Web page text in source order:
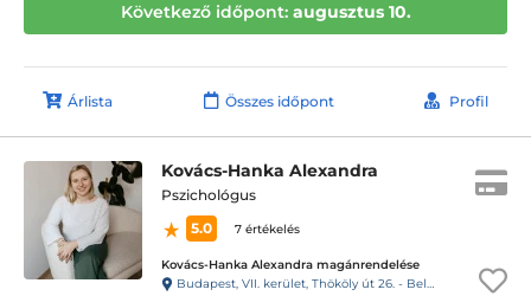
Következő időpont: augusztus 10.
Árlista Összes időpont Profil
Kovács-Hanka Alexandra
Pszichológus
5.0
7 értékelés
Kovács-Hanka Alexandra magánrendelése
Budapest, VII. kerület, Thököly út 26. - Belső sziget